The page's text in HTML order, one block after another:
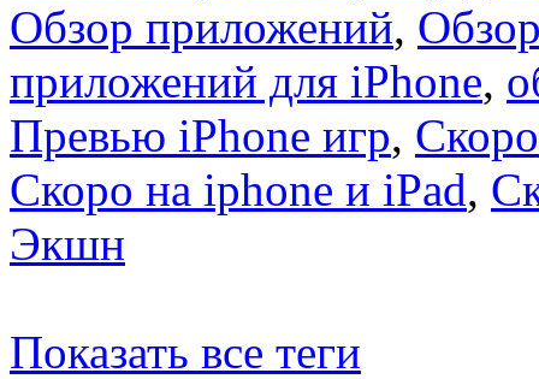
Обзор приложений,
приложений для iPhone,
Превью iPhone игр,
Скоро на iphone и iPad,
Экшн
Показать все теги